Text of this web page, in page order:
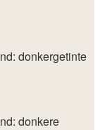
donkergetinte
donkere